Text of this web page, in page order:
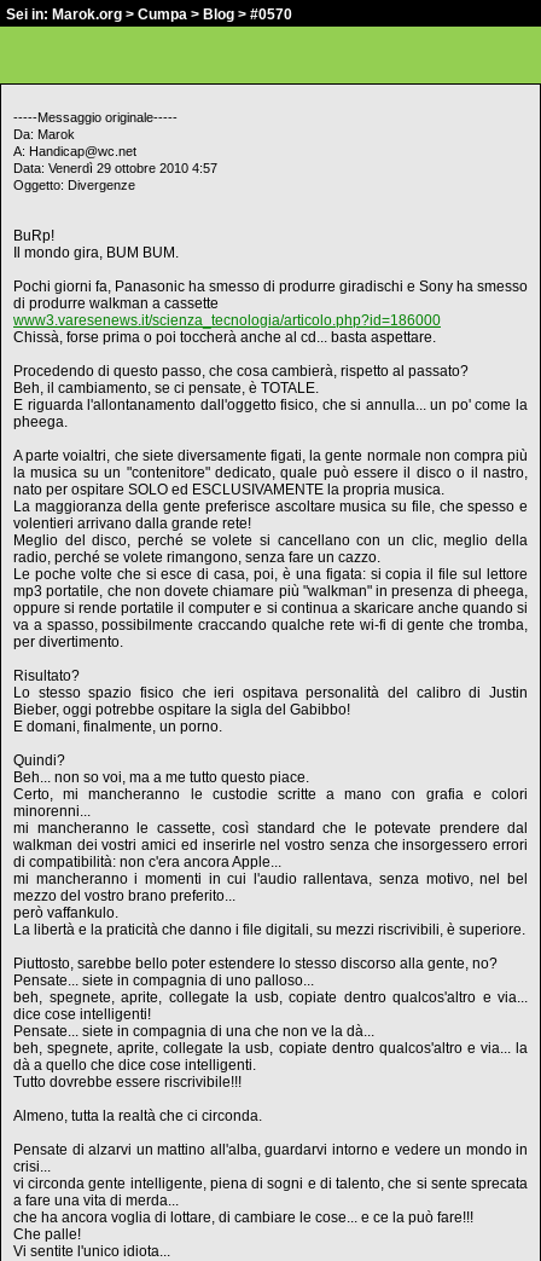
Sei in: Marok.org > Cumpa > Blog > #0570
-----Messaggio originale-----
Da: Marok
A: Handicap@wc.net
Data: Venerdì 29 ottobre 2010 4:57
Oggetto: Divergenze
BuRp!
Il mondo gira, BUM BUM.
Pochi giorni fa, Panasonic ha smesso di produrre giradischi e Sony ha smesso
di produrre walkman a cassette
www3.varesenews.it/scienza_tecnologia/articolo.php?id=186000
Chissà, forse prima o poi toccherà anche al cd... basta aspettare.
Procedendo di questo passo, che cosa cambierà, rispetto al passato?
Beh, il cambiamento, se ci pensate, è TOTALE.
E riguarda l'allontanamento dall'oggetto fisico, che si annulla... un po' come la
pheega.
A parte voialtri, che siete diversamente figati, la gente normale non compra più
la musica su un "contenitore" dedicato, quale può essere il disco o il nastro,
nato per ospitare SOLO ed ESCLUSIVAMENTE la propria musica.
La maggioranza della gente preferisce ascoltare musica su file, che spesso e
volentieri arrivano dalla grande rete!
Meglio del disco, perché se volete si cancellano con un clic, meglio della
radio, perché se volete rimangono, senza fare un cazzo.
Le poche volte che si esce di casa, poi, è una figata: si copia il file sul lettore
mp3 portatile, che non dovete chiamare più "walkman" in presenza di pheega,
oppure si rende portatile il computer e si continua a skaricare anche quando si
va a spasso, possibilmente craccando qualche rete wi-fi di gente che tromba,
per divertimento.
Risultato?
Lo stesso spazio fisico che ieri ospitava personalità del calibro di Justin
Bieber, oggi potrebbe ospitare la sigla del Gabibbo!
E domani, finalmente, un porno.
Quindi?
Beh... non so voi, ma a me tutto questo piace.
Certo, mi mancheranno le custodie scritte a mano con grafia e colori
minorenni...
mi mancheranno le cassette, così standard che le potevate prendere dal
walkman dei vostri amici ed inserirle nel vostro senza che insorgessero errori
di compatibilità: non c'era ancora Apple...
mi mancheranno i momenti in cui l'audio rallentava, senza motivo, nel bel
mezzo del vostro brano preferito...
però vaffankulo.
La libertà e la praticità che danno i file digitali, su mezzi riscrivibili, è superiore.
Piuttosto, sarebbe bello poter estendere lo stesso discorso alla gente, no?
Pensate... siete in compagnia di uno palloso...
beh, spegnete, aprite, collegate la usb, copiate dentro qualcos'altro e via...
dice cose intelligenti!
Pensate... siete in compagnia di una che non ve la dà...
beh, spegnete, aprite, collegate la usb, copiate dentro qualcos'altro e via... la
dà a quello che dice cose intelligenti.
Tutto dovrebbe essere riscrivibile!!!
Almeno, tutta la realtà che ci circonda.
Pensate di alzarvi un mattino all'alba, guardarvi intorno e vedere un mondo in
crisi...
vi circonda gente intelligente, piena di sogni e di talento, che si sente sprecata
a fare una vita di merda...
che ha ancora voglia di lottare, di cambiare le cose... e ce la può fare!!!
Che palle!
Vi sentite l'unico idiota...